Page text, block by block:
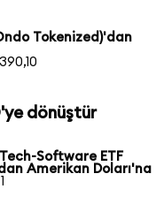
Tokenized)'dan
dönüştür
Software ETF
Amerikan Doları'na